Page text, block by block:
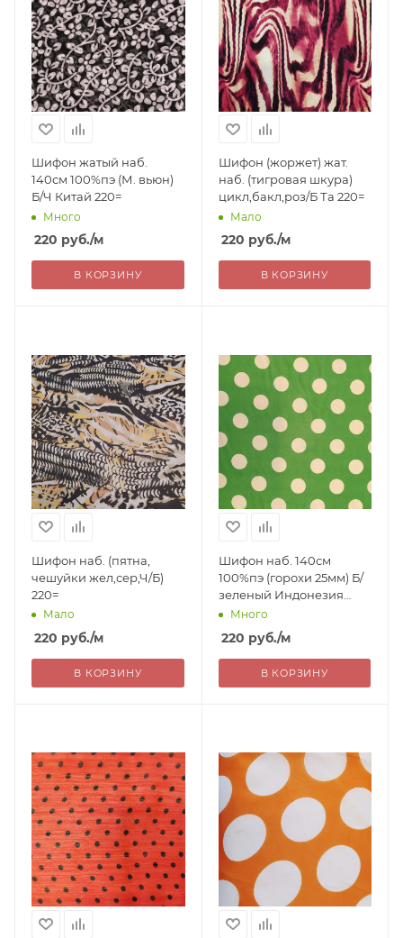
Шифон жатый наб.
140см 100%пэ (М. вьюн)
Б/Ч Китай 220=
Много
220 руб./м
В КОРЗИНУ
Шифон (жоржет) жат.
наб. (тигровая шкура)
цикл,бакл,роз/Б Та 220=
Мало
220 руб./м
В КОРЗИНУ
Шифон наб. (пятна,
чешуйки жел,сер,Ч/Б)
220=
Мало
220 руб./м
В КОРЗИНУ
Шифон наб. 140см
100%пэ (горохи 25мм) Б/
зеленый Индонезия
220=Много
220 руб./м
В КОРЗИНУ